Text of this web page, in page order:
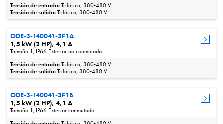
Tensión de entrada:Trifásica, 380‑480 V
Tensión de salida:Trifásica, 380‑480 V
ODE-3-140041-3F1A
1,5 kW (2 HP), 4,1 A
Tamaño 1, IP66 Exterior no conmutado
Tensión de entrada:Trifásica, 380‑480 V
Tensión de salida:Trifásica, 380‑480 V
ODE-3-140041-3F1B
1,5 kW (2 HP), 4,1 A
Tamaño 1, IP66 Exterior conmutado
Site Search 360 Error:
searchBox.selector "#searchBox". Please update your ss360Config
object.